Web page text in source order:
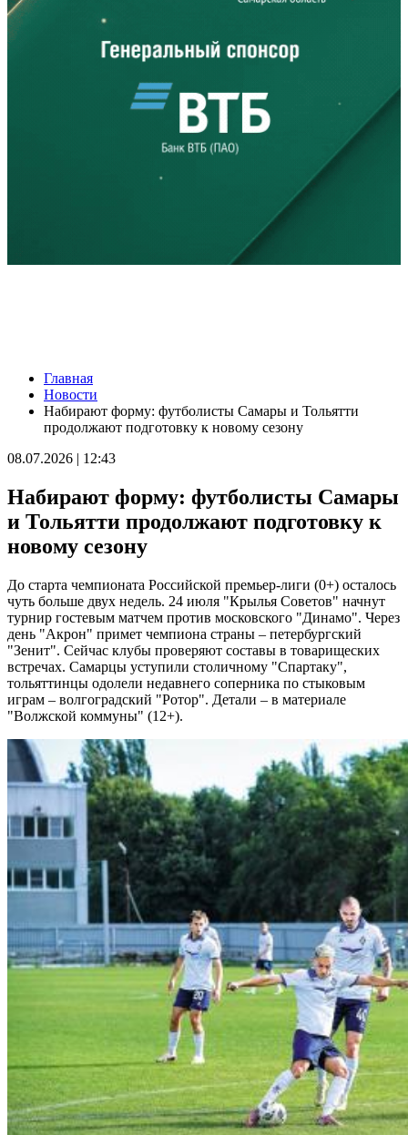
В Самаре возбудили уголовное дело из-за столкновения двух
лодок
10.08.2026 | 12:52
От боя – к делу, от молчания – к диалогу: лекции общества
области
Хотела помочь подруге: в Борском районе сельчанку без прав
поймали за рулем "Гранты"
10.08.2026 | 12:24
В центре Сызрани на два дня отключат горячую воду
10.08.2026 | 12:20
"Серебряные" волонтеры из Похвистнева передали масксети
для бойцов СВО
10.08.2026 | 12:04
В Самаре 10 августа на нескольких улицах отключат
холодную воду
10.08.2026 | 11:51
Новокуйбышевский театр "Грань" открыл новый сезон
10.08.2026 | 11:40
За сутки в Самарской области потушили 15 пожаров и спасли
8 человек
10.08.2026 | 11:40
Вячеслав Федорищев принес глубочайшие соболезнования
жителям Республики Татарстан
10.08.2026 | 11:38
В Отрадном обсудили меры поддержки военнослужащих и их
родных
10.08.2026 | 11:36
В Тольятти несколько троллейбусов 10 августа изменят
маршруты
10.08.2026 | 11:29
В Тольятти ливень побил рекорд 36-летней давности
10.08.2026 | 11:28
Детский психолог рассказал, как помочь школьникам
настроиться на учебу
10.08.2026 | 11:03
Самарские врачи первыми в мире прооперировали череп 101-
10.08.2026 | 11:02
В Самарской области подвели промежуточные итоги работы в
стройотрасли
10.08.2026 | 10:56
Овощеводы Самарской области — в разгаре уборочной
кампании
10.08.2026 | 10:53
Главная
Новости
Набирают форму: футболисты Самары и Тольятти
продолжают подготовку к новому сезону
08.07.2026 | 12:43
Набирают форму: футболисты Самары
и Тольятти продолжают подготовку к
новому сезону
До старта чемпионата Российской премьер-лиги (0+) осталось
чуть больше двух недель. 24 июля "Крылья Советов" начнут
турнир гостевым матчем против московского "Динамо". Через
день "Акрон" примет чемпиона страны – петербургский
"Зенит". Сейчас клубы проверяют составы в товарищеских
встречах. Самарцы уступили столичному "Спартаку",
тольяттинцы одолели недавнего соперника по стыковым
играм – волгоградский "Ротор". Детали – в материале
"Волжской коммуны" (12+).